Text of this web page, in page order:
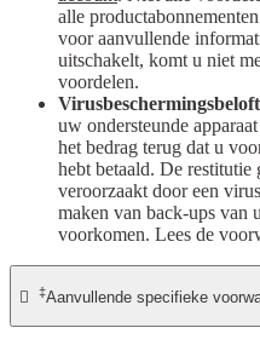
alle
voor aanvullende
uitschakelt, komt u niet
voordelen.
uw ondersteunde
het bedrag terug dat u
hebt betaald. De
veroorzaakt door een
maken van back-ups van
voorkomen. Lees de
 ‡Aanvullende specifieke